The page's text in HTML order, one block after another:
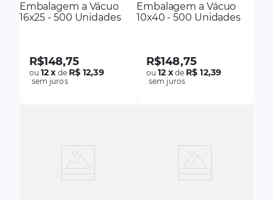
Embalagem a Vácuo
16x25 - 500 Unidades
R$148,75
ou12x de R$ 12,39
sem juros
Embalagem a Vácuo
10x40 - 500 Unidades
R$148,75
ou12 xde R$ 12,39
sem juros